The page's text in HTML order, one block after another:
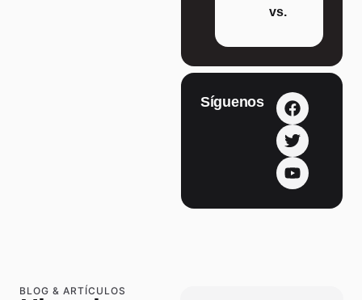
vs.
Síguenos
BLOG & ARTÍCULOS